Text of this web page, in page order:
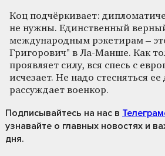
Коц подчёркивает:
не нужны. Единственный
международным рэкетирам –
Григорович" в Ла-Манше. Как
проявляет силу, вся спесь с
исчезает. Не надо стесняться
рассуждает военкор.
Подписывайтесь на нас в
узнавайте о главных новостях и
дня.